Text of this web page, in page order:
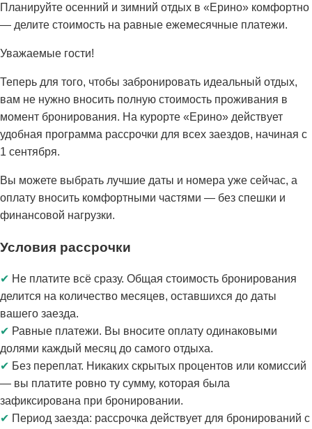
Планируйте осенний и зимний отдых в «Ерино» комфортно
— делите стоимость на равные ежемесячные платежи.
Уважаемые гости!
Теперь для того, чтобы забронировать идеальный отдых,
вам не нужно вносить полную стоимость проживания в
момент бронирования. На курорте «Ерино» действует
удобная программа рассрочки для всех заездов, начиная с
1 сентября.
Вы можете выбрать лучшие даты и номера уже сейчас, а
оплату вносить комфортными частями — без спешки и
финансовой нагрузки.
Условия рассрочки
✔ Не платите всё сразу. Общая стоимость бронирования
делится на количество месяцев, оставшихся до даты
вашего заезда.
✔ Равные платежи. Вы вносите оплату одинаковыми
долями каждый месяц до самого отдыха.
✔ Без переплат. Никаких скрытых процентов или комиссий
— вы платите ровно ту сумму, которая была
зафиксирована при бронировании.
✔ Период заезда: рассрочка действует для бронирований с